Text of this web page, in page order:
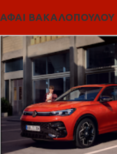
ΑΦΑΙ ΒΑΚΑΛΟΠΟΥΛΟΥ